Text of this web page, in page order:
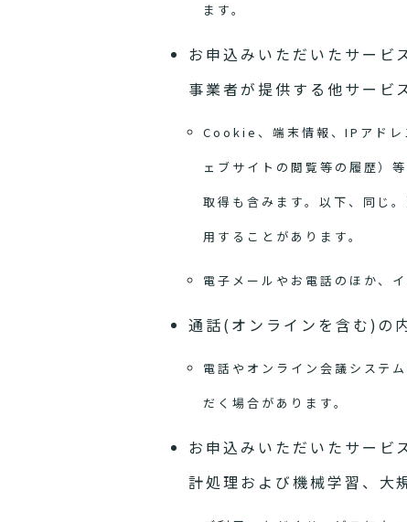
ます。
お申込みいただいたサービ
事業者が提供する他サービ
Cookie、端末情報、IPアドレ
ェブサイトの閲覧等の履歴）
取得も含みます。以下、同じ
用することがあります。
電子メールやお電話のほか、
通話(オンラインを含む)の
電話やオンライン会議システ
だく場合があります。
お申込みいただいたサービ
計処理および機械学習、大